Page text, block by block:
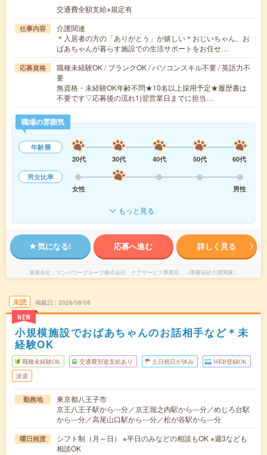
交通費全額支給※規定有
仕事内容
介護関連
＊入居者の方の「ありがとう」が嬉しい＊おじいちゃん、お
ばあちゃんが暮らす施設での生活サポートをお任せ…
応募資格
職種未経験OK / ブランクOK / パソコンスキル不要 / 英語力不
要
無資格・未経験OK年齢不問★10名以上採用予定★履歴書は
不要です▽応募後の流れ1)翌営業日までに担当…
職場の雰囲気
年齢層
20代
30代 40代 50代
60代
男女比率
女性
男性
もっと見る
気になる! 応募へ進む 詳しく見る
派遣会社 マンパワーグループ株式会社 ケアサービス事業部 （医療福祉介護関連）
未読
NEW
掲載日 2026/08/08
小規模施設でおばあちゃんのお話相手など＊未
経験OK
職種未経験OK 交通費別途支給あり 土日祝日が休み WEB登録OK
派遣
勤務地
東京都八王子市
京王八王子駅から---分／京王堀之内駅から---分／めじろ台駅
から---分／高尾山口駅から---分／松が谷駅から---分
曜日頻度
シフト制（月～日） ※平日のみなどの相談もOK ※週3なども
相談OK